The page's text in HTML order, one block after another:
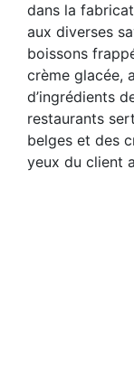
dans la
aux diverses
boissons
crème glacée,
d’ingrédients
restaurants
belges et des
yeux du client